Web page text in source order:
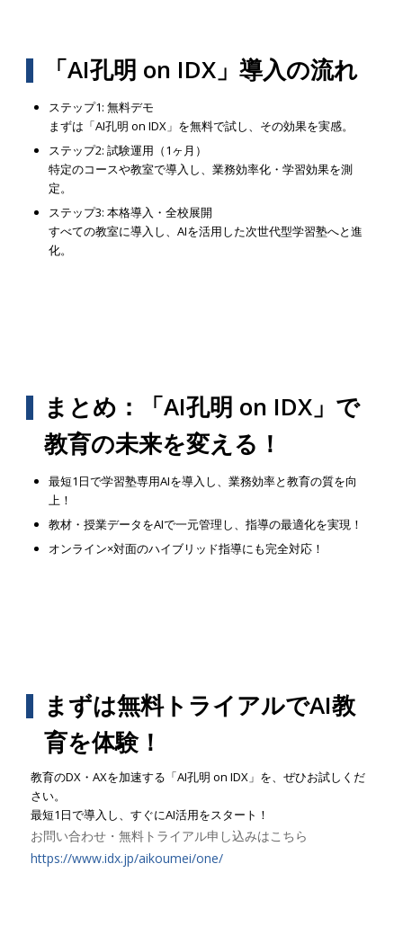
「AI孔明 on IDX」導入の流れ
ステップ1: 無料デモ
まずは「AI孔明 on IDX」を無料で試し、その効果を実感。
ステップ2: 試験運用（1ヶ月）
特定のコースや教室で導入し、業務効率化・学習効果を測
定。
ステップ3: 本格導入・全校展開
すべての教室に導入し、AIを活用した次世代型学習塾へと進
化。
まとめ：「AI孔明 on IDX」で
教育の未来を変える！
最短1日で学習塾専用AIを導入し、業務効率と教育の質を向
上！
教材・授業データをAIで一元管理し、指導の最適化を実現！
オンライン×対面のハイブリッド指導にも完全対応！
まずは無料トライアルでAI教
育を体験！
教育のDX・AXを加速する「AI孔明 on IDX」を、ぜひお試しくだ
さい。
最短1日で導入し、すぐにAI活用をスタート！
お問い合わせ・無料トライアル申し込みはこちら
https://www.idx.jp/aikoumei/one/